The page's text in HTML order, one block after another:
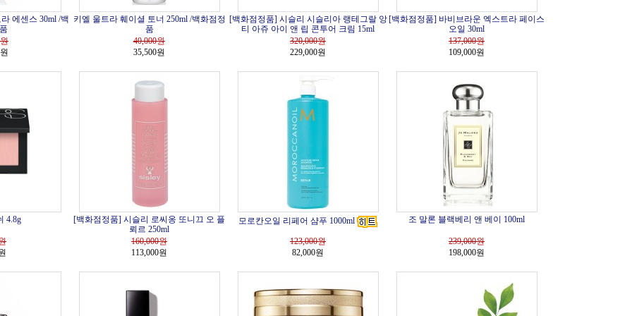
에센스 30ml /백
원
키엘 울트라 훼이셜 토너 250ml /백화점정
품
40,000원
35,500원
[백화점정품] 시슬리 시슬리아 랭테그랄 앙
티 아쥬 아이 앤 립 콘투어 크림 15ml
320,000원
229,000원
[백화점정품] 바비브라운 엑스트라 페이스
오일 30ml
137,000원
109,000원
4.8g
[백화점정품] 시슬리 로씨옹 또니끄 오 플
뢰르 250ml
160,000원
113,000원
모로칸오일 리페어 샴푸 1000ml
123,000원
82,000원
조 말론 블랙베리 앤 베이 100ml
239,000원
198,000원